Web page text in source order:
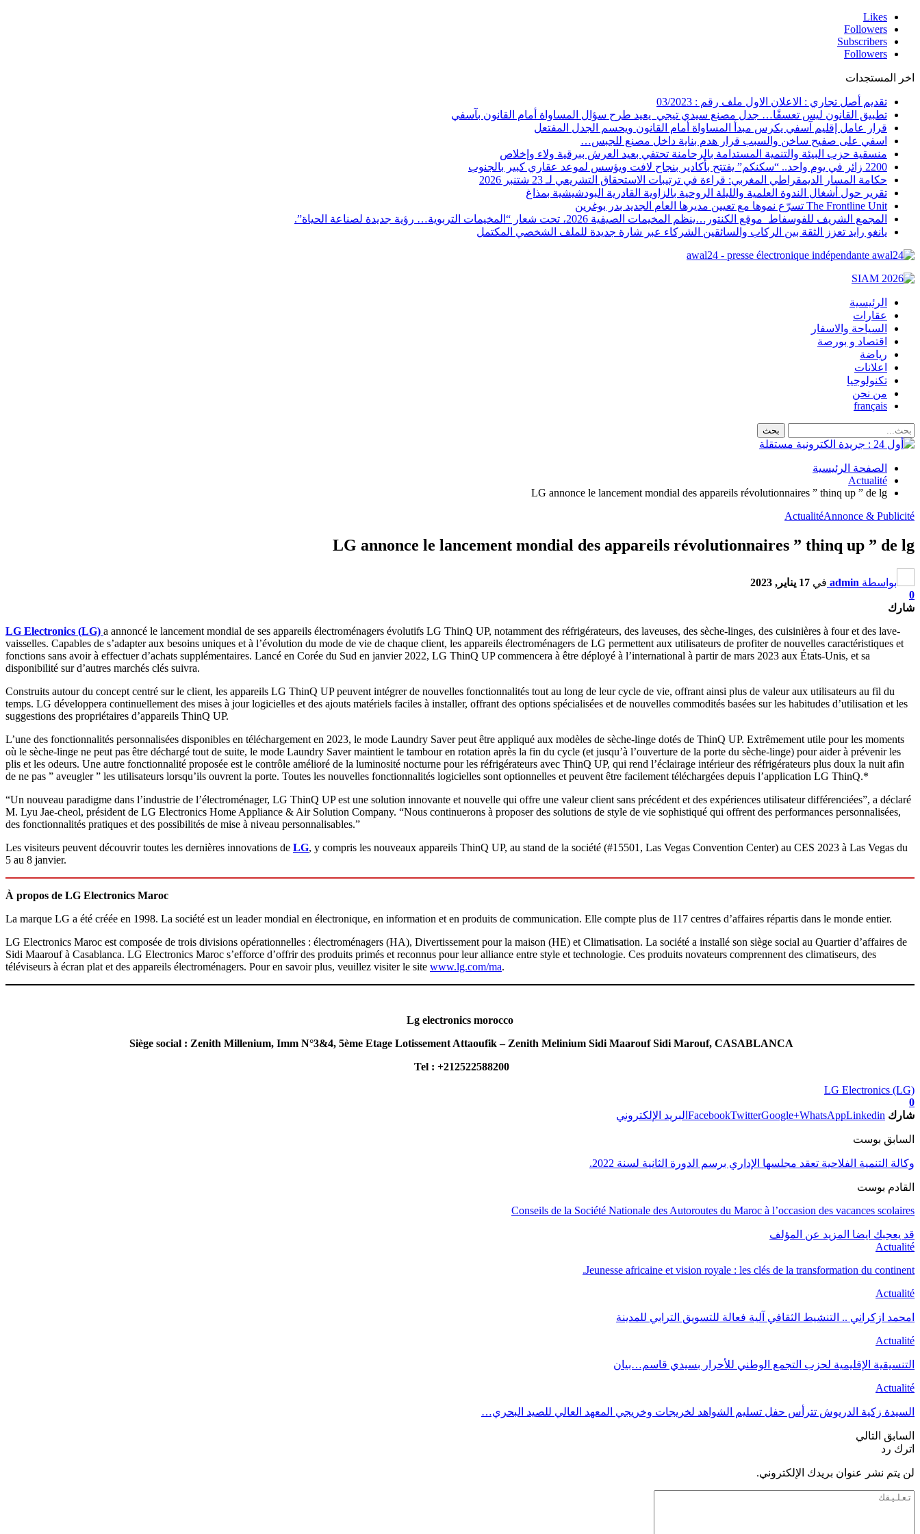
Likes
Followers
Subscribers
Followers
اخر المستجدات
تقديم أصل تجاري : الاعلان الاول ملف رقم : 03/2023
تطبيق القانون ليس تعسفًا… جدل مصنع سيدي تيجي يعيد طرح سؤال المساواة أمام القانون بآسفي
قرار عامل إقليم آسفي يكرس مبدأ المساواة أمام القانون ويحسم الجدل المفتعل
اسفي على صفيح ساخن والسبب قرار هدم بناية داخل مصنع للجبس…
منسقية حزب البيئة والتنمية المستدامة بالرحامنة تحتفي بعيد العرش ببرقية ولاء وإخلاص
2200 زائر في يوم واحد.. “سكنكم” يفتتح بأكادير بنجاح لافت ويؤسس لموعد عقاري كبير بالجنوب
حكامة المسار الديمقراطي المغربي: قراءة في ترتيبات الاستحقاق التشريعي لـ 23 شتنبر 2026
تقرير حول أشغال الندوة العلمية والليلة الروحية بالزاوية القادرية البودشيشية بمذاغ
The Frontline Unit تسرّع نموها مع تعيين مديرها العام الجديد بدر بوغرين
المجمع الشريف للفوسفاط موقع الكنتور…ينظم المخيمات الصيفية 2026، تحت شعار “المخيمات التربوية… رؤية جديدة لصناعة الحياة”.
يانغو رايد تعزز الثقة بين الركاب والسائقين الشركاء عبر شارة جديدة للملف الشخصي المكتمل
awal24 - presse électronique indépendante
الرئيسية
عقارات
السياحة والاسفار
اقتصاد و بورصة
رياضة
اعلانات
تكنولوجيا
من نحن
français
الصفحة الرئيسية
Actualité
LG annonce le lancement mondial des appareils révolutionnaires ” thinq up ” de lg
ActualitéAnnonce & Publicité
LG annonce le lancement mondial des appareils révolutionnaires ” thinq up ” de lg
بواسطة admin في 17 يناير, 2023
0
شارك
LG Electronics (LG) a annoncé le lancement mondial de ses appareils électroménagers évolutifs LG ThinQ UP, notamment des réfrigérateurs, des laveuses, des sèche-linges, des cuisinières à four et des lave-
vaisselles. Capables de s’adapter aux besoins uniques et à l’évolution du mode de vie de chaque client, les appareils électroménagers de LG permettent aux utilisateurs de profiter de nouvelles caractéristiques et
fonctions sans avoir à effectuer d’achats supplémentaires. Lancé en Corée du Sud en janvier 2022, LG ThinQ UP commencera à être déployé à l’international à partir de mars 2023 aux États-Unis, et sa
disponibilité sur d’autres marchés clés suivra.
Construits autour du concept centré sur le client, les appareils LG ThinQ UP peuvent intégrer de nouvelles fonctionnalités tout au long de leur cycle de vie, offrant ainsi plus de valeur aux utilisateurs au fil du
temps. LG développera continuellement des mises à jour logicielles et des ajouts matériels faciles à installer, offrant des options spécialisées et de nouvelles commodités basées sur les habitudes d’utilisation et les
suggestions des propriétaires d’appareils ThinQ UP.
L’une des fonctionnalités personnalisées disponibles en téléchargement en 2023, le mode Laundry Saver peut être appliqué aux modèles de sèche-linge dotés de ThinQ UP. Extrêmement utile pour les moments
où le sèche-linge ne peut pas être déchargé tout de suite, le mode Laundry Saver maintient le tambour en rotation après la fin du cycle (et jusqu’à l’ouverture de la porte du sèche-linge) pour aider à prévenir les
plis et les odeurs. Une autre fonctionnalité proposée est le contrôle amélioré de la luminosité nocturne pour les réfrigérateurs avec ThinQ UP, qui rend l’éclairage intérieur des réfrigérateurs plus doux la nuit afin
de ne pas ” aveugler ” les utilisateurs lorsqu’ils ouvrent la porte. Toutes les nouvelles fonctionnalités logicielles sont optionnelles et peuvent être facilement téléchargées depuis l’application LG ThinQ.*
“Un nouveau paradigme dans l’industrie de l’électroménager, LG ThinQ UP est une solution innovante et nouvelle qui offre une valeur client sans précédent et des expériences utilisateur différenciées”, a déclaré
M. Lyu Jae-cheol, président de LG Electronics Home Appliance & Air Solution Company. “Nous continuerons à proposer des solutions de style de vie sophistiqué qui offrent des performances personnalisées,
des fonctionnalités pratiques et des possibilités de mise à niveau personnalisables.”
Les visiteurs peuvent découvrir toutes les dernières innovations de LG, y compris les nouveaux appareils ThinQ UP, au stand de la société (#15501, Las Vegas Convention Center) au CES 2023 à Las Vegas du
5 au 8 janvier.
À propos de LG Electronics Maroc
La marque LG a été créée en 1998. La société est un leader mondial en électronique, en information et en produits de communication. Elle compte plus de 117 centres d’affaires répartis dans le monde entier.
LG Electronics Maroc est composée de trois divisions opérationnelles : électroménagers (HA), Divertissement pour la maison (HE) et Climatisation. La société a installé son siège social au Quartier d’affaires de
Sidi Maarouf à Casablanca. LG Electronics Maroc s’efforce d’offrir des produits primés et reconnus pour leur alliance entre style et technologie. Ces produits novateurs comprennent des climatiseurs, des
téléviseurs à écran plat et des appareils électroménagers. Pour en savoir plus, veuillez visiter le site www.lg.com/ma.
Lg electronics morocco
Siège social : Zenith Millenium, Imm N°3&4, 5ème Etage Lotissement Attaoufik – Zenith Melinium Sidi Maarouf Sidi Marouf, CASABLANCA
Tel : +212522588200
LG Electronics (LG)
0
شارك
FacebookTwitterGoogle+WhatsAppLinkedin البريد الإلكتروني
السابق بوست
وكالة التنمية الفلاحية تعقد مجلسها الإداري برسم الدورة الثانية لسنة 2022.
القادم بوست
Conseils de la Société Nationale des Autoroutes du Maroc à l’occasion des vacances scolaires
قد يعجبك ايضا المزيد عن المؤلف
Actualité
Jeunesse africaine et vision royale : les clés de la transformation du continent.
Actualité
امحمد ازكراني .. التنشيط الثقافي آلية فعالة للتسويق الترابي للمدينة
Actualité
التنسيقية الإقليمية لحزب التجمع الوطني للأحرار بسيدي قاسم…بيان
Actualité
السيدة زكية الدريوش تترأس حفل تسليم الشواهد لخريجات وخريجي المعهد العالي للصيد البحري…
السابق التالي
اترك رد
لن يتم نشر عنوان بريدك الإلكتروني.